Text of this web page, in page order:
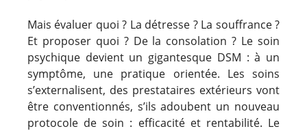
Mais évaluer quoi ? La détresse ? La souffrance ?
Et proposer quoi ? De la consolation ? Le soin
psychique devient un gigantesque DSM : à un
symptôme, une pratique orientée. Les soins
s’externalisent, des prestataires extérieurs vont
être conventionnés, s’ils adoubent un nouveau
protocole de soin : efficacité et rentabilité. Le